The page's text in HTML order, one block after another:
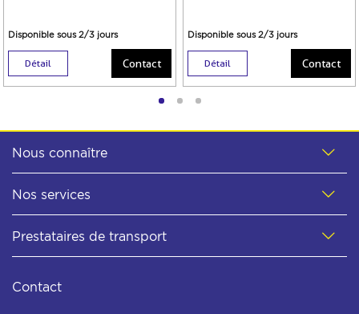
Disponible sous 2/3 jours
Détail Contact
Disponible sous 2/3 jours
Détail Contact
Nous connaître
Nos services
Prestataires de transport
Contact